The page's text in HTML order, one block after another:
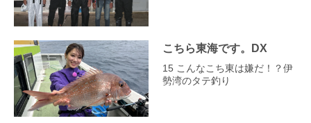
こちら東海です。DX
15 こんなこち東は嫌だ！？伊
勢湾のタテ釣り